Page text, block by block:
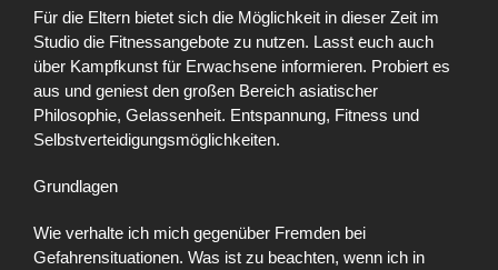
Für die Eltern bietet sich die Möglichkeit in dieser Zeit im
Studio die Fitnessangebote zu nutzen. Lasst euch auch
über Kampfkunst für Erwachsene informieren. Probiert es
aus und geniest den großen Bereich asiatischer
Philosophie, Gelassenheit. Entspannung, Fitness und
Selbstverteidigungsmöglichkeiten.
Grundlagen
Wie verhalte ich mich gegenüber Fremden bei
Gefahrensituationen. Was ist zu beachten, wenn ich in